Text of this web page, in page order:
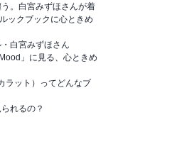
。白宮みずほさんが着
ックブックに心ときめ
白宮みずほさん
」に見る、心ときめ
ラット）ってどんなブ
れるの？